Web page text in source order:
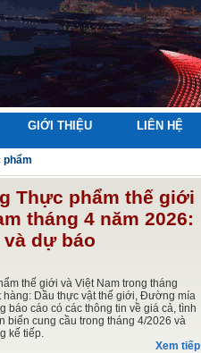
GIỚI THIỆU LIÊN HỆ
Thực phẩm thế giới
tháng 4 năm 2026:
dự báo
thế giới và Việt Nam trong tháng
hàng: Dầu thực vật thế giới, Đường mía
báo cáo có các thông tin về giá cả, tình
biến cung cầu trong tháng 4/2026 và
kế tiếp.
Xem tiếp